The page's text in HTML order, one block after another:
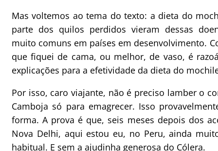
Mas voltemos ao tema do texto: a dieta do
parte dos quilos perdidos vieram dessas
muito comuns em países em desenvolvimento.
que fiquei de cama, ou melhor, de vaso, é
explicações para a efetividade da dieta do
Por isso, caro viajante, não é preciso lamber o
Camboja só para emagrecer. Isso
forma. A prova é que, seis meses depois dos
Nova Delhi, aqui estou eu, no Peru, ainda
habitual. E sem a ajudinha generosa do Cólera.